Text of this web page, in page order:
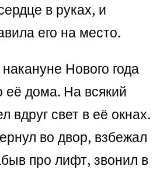
в руках, и
его на место.
Нового года
дома. На всякий
вдруг свет в её окнах.
во двор, взбежал
про лифт, звонил в